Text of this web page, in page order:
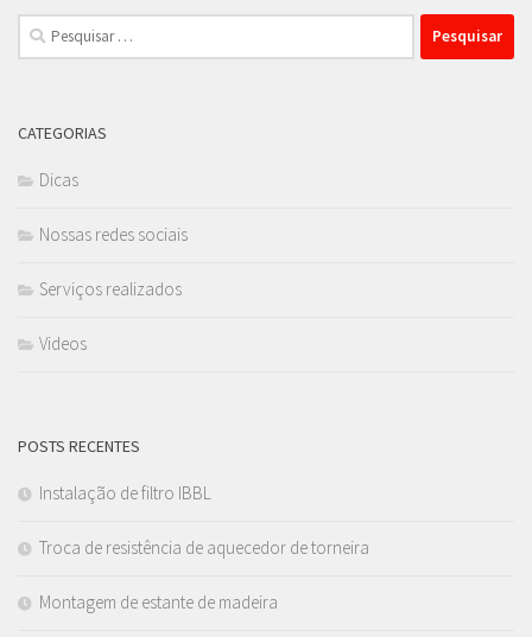
Pesquisar
por:
CATEGORIAS
Dicas
Nossas redes sociais
Serviços realizados
Videos
POSTS RECENTES
Instalação de filtro IBBL
Troca de resistência de aquecedor de torneira
Montagem de estante de madeira